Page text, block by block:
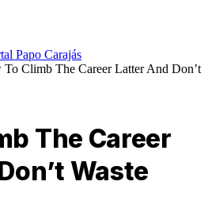
To Climb The Career Latter And Don’t
The Career
Waste